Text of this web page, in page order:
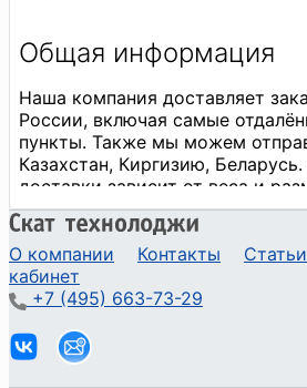
О компании Контакты Статьи
кабинет
+7 (495) 663-73-29